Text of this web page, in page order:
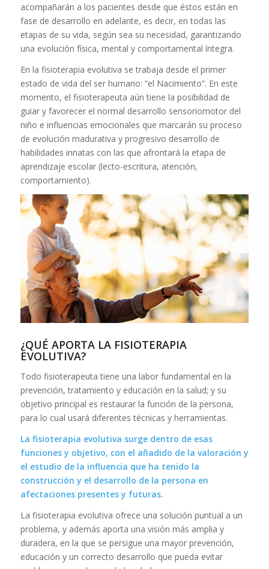
acompañarán a los pacientes desde que éstos están en
fase de desarrollo en adelante, es decir, en todas las
etapas de su vida, según sea su necesidad, garantizando
una evolución física, mental y comportamental íntegra.
En la fisioterapia evolutiva se trabaja desde el primer
estado de vida del ser humano: “el Nacimiento”. En este
momento, el fisioterapeuta aún tiene la posibilidad de
guiar y favorecer el normal desarrollo sensoriomotor del
niño e influencias emocionales que marcarán su proceso
de evolución madurativa y progresivo desarrollo de
habilidades innatas con las que afrontará la etapa de
aprendizaje escolar (lecto-escritura, atención,
comportamiento).
¿QUÉ APORTA LA FISIOTERAPIA
EVOLUTIVA?
Todo fisioterapeuta tiene una labor fundamental en la
prevención, tratamiento y educación en la salud; y su
objetivo principal es restaurar la función de la persona,
para lo cual usará diferentes técnicas y herramientas.
La fisioterapia evolutiva surge dentro de esas
funciones y objetivo, con el añadido de la valoración y
el estudio de la influencia que ha tenido la
construcción y el desarrollo de la persona en
afectaciones presentes y futuras.
La fisioterapia evolutiva ofrece una solución puntual a un
problema, y además aporta una visión más amplia y
duradera, en la que se persigue una mayor prevención,
educación y un correcto desarrollo que pueda evitar